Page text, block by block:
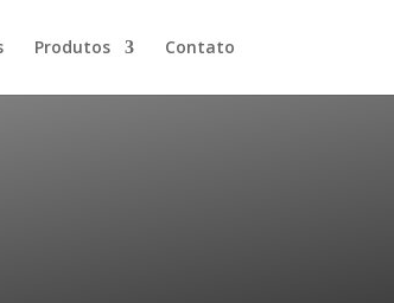
Produtos Contato